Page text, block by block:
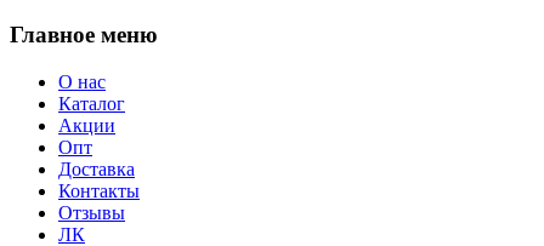
Главное меню
О нас
Каталог
Акции
Опт
Доставка
Контакты
Отзывы
ЛК